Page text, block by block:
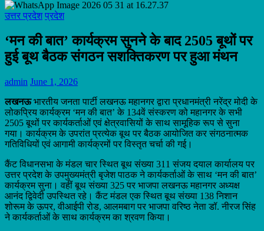
उत्तर प्रदेश प्रदेश
‘मन की बात’ कार्यक्रम सुनने के बाद 2505 बूथों पर
हुई बूथ बैठक संगठन सशक्तिकरण पर हुआ मंथन
admin June 1, 2026
लखनऊभारतीय जनता पार्टी लखनऊ महानगर द्वारा प्रधानमंत्री नरेंद्र मोदी के
लोकप्रिय कार्यक्रम ‘मन की बात’ के 134वें संस्करण को महानगर के सभी
2505 बूथों पर कार्यकर्ताओं एवं क्षेत्रवासियों के साथ सामूहिक रूप से सुना
गया। कार्यक्रम के उपरांत प्रत्येक बूथ पर बैठक आयोजित कर संगठनात्मक
गतिविधियों एवं आगामी कार्यक्रमों पर विस्तृत चर्चा की गई।
कैंट विधानसभा के मंडल चार स्थित बूथ संख्या 311 संजय दयाल कार्यालय पर
उत्तर प्रदेश के उपमुख्यमंत्री बृजेश पाठक ने कार्यकर्ताओं के साथ ‘मन की बात’
कार्यक्रम सुना। वहीं बूथ संख्या 325 पर भाजपा लखनऊ महानगर अध्यक्ष
आनंद द्विवेदी उपस्थित रहे। कैंट मंडल एक स्थित बूथ संख्या 138 निशान
शोरूम के ऊपर, वीआईपी रोड, आलमबाग पर भाजपा वरिष्ठ नेता डॉ. नीरज सिंह
ने कार्यकर्ताओं के साथ कार्यक्रम का श्रवण किया।